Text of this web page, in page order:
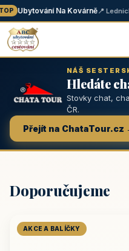
Ubytování Na Kovárně📍
NÁŠ
Hledáte
Stovky chat,
ČR.
Přejít na ChataTour.cz
Doporučujeme
AKCE A BALÍČKY